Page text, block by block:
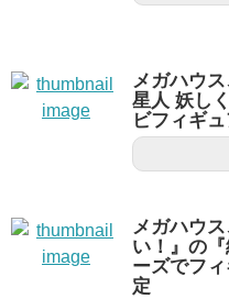
メガハウ
星人 妖し
ビフィギ
メガハウ
い！』の
ーズでフ
定